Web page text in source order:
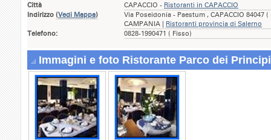
Città
CAPACCIO - Ristoranti in CAPACCIO
Indirizzo (Vedi Mappa)
Via Poseidonia - Paestum , CAPACCIO 84047
CAMPANIA | Ristoranti provincia di Salerno
Telefono:
0828-1990471 ( Fisso)
Immagini e foto Ristorante Parco dei Principi